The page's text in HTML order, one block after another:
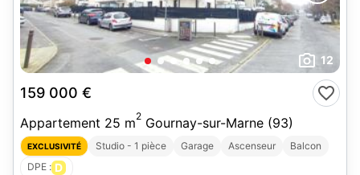
12
159 000 €
Appartement 25 m2 Gournay-sur-Marne (93)
EXCLUSIVITÉ Studio - 1 pièce Garage Ascenseur
Balcon
DPE : D